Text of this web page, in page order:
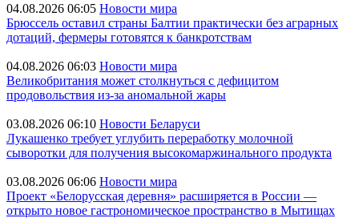
04.08.2026 06:05 Новости мира
Брюссель оставил страны Балтии практически без аграрных
дотаций, фермеры готовятся к банкротствам
04.08.2026 06:03 Новости мира
Великобритания может столкнуться с дефицитом
продовольствия из-за аномальной жары
03.08.2026 06:10 Новости Беларуси
Лукашенко требует углубить переработку молочной
сыворотки для получения высокомаржинального продукта
03.08.2026 06:06 Новости мира
Проект «Белорусская деревня» расширяется в России —
открыто новое гастрономическое пространство в Мытищах